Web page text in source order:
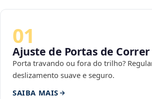
01
Ajuste de Portas de Correr
Porta travando ou fora do trilho?
deslizamento suave e seguro.
SAIBA MAIS